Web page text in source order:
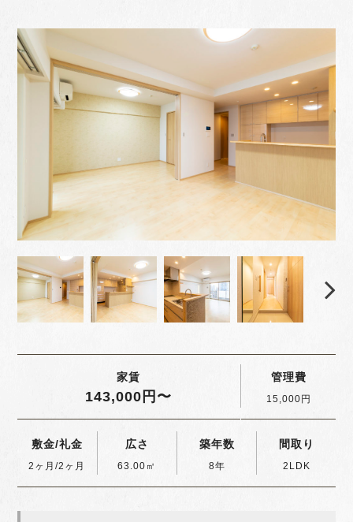
家賃
143,000円〜
管理費
15,000円
敷金/礼金
2ヶ月/2ヶ月
広さ
63.00㎡
築年数
8年
間取り
2LDK